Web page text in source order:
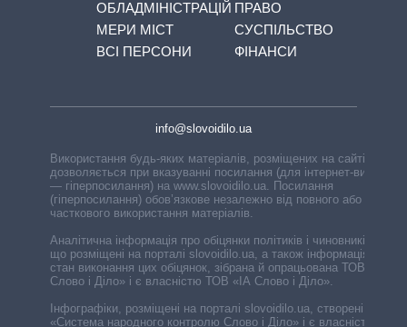
ОБЛАДМІНІСТРАЦІЙ
МЕРИ МІСТ
ВСІ ПЕРСОНИ
ПРАВО
СУСПІЛЬСТВО
ФІНАНСИ
info@slovoidilo.ua
Використання будь-яких матеріалів, розміщених на сайті,
дозволяється при вказуванні посилання (для інтернет-видань
— гіперпосилання) на www.slovoidilo.ua. Посилання
(гіперпосилання) обов’язкове незалежно від повного або
часткового використання матеріалів.
Аналітична інформація про обіцянки політиків і чиновників,
що розміщені на порталі slovoidilo.ua, а також інформація про
стан виконання цих обіцянок, зібрана й опрацьована ТОВ «ІА
Слово і Діло» і є власністю ТОВ «ІА Слово і Діло».
Інфографіки, розміщені на порталі slovoidilo.ua, створені ГО
«Система народного контролю Слово і Діло» і є власністю